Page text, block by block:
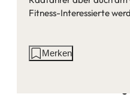
Fitness-Interessierte
AktionenMerken